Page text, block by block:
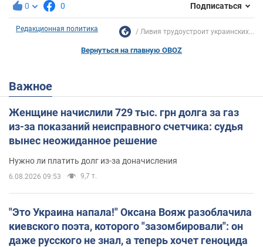
0 0 Подписаться
Редакционная политика Ливия трудоустроит украинских...
Вернуться на главную OBOZ
Важное
Женщине начислили 729 тыс. грн долга за газ
из-за показаний неисправного счетчика: судья
вынес неожиданное решение
Нужно ли платить долг из-за доначисления
6.08.2026 09:53 9,7 т.
"Это Украина напала!" Оксана Вояж разоблачила
киевского поэта, которого "зазомбировали": он
даже русского не знал, а теперь хочет геноцида